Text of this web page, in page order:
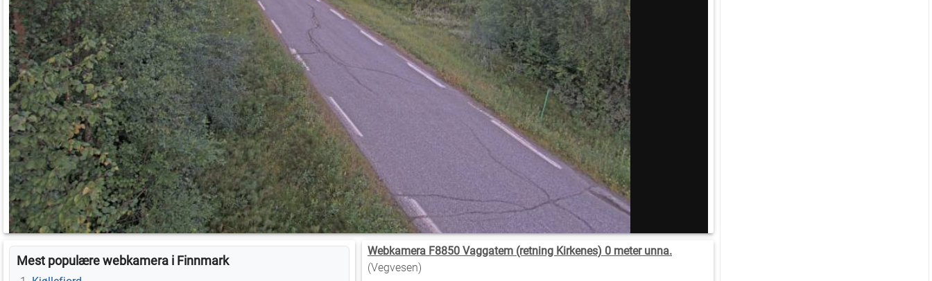
Mest populære webkamera i Finnmark
Webkamera F8850 Vaggatem (retning Kirkenes) 0 meter unna.
(Vegvesen)